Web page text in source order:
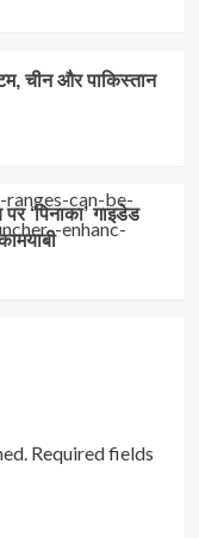
चीन और पाकिस्तान
‘पिनाका’ गाइडेड
Required fields